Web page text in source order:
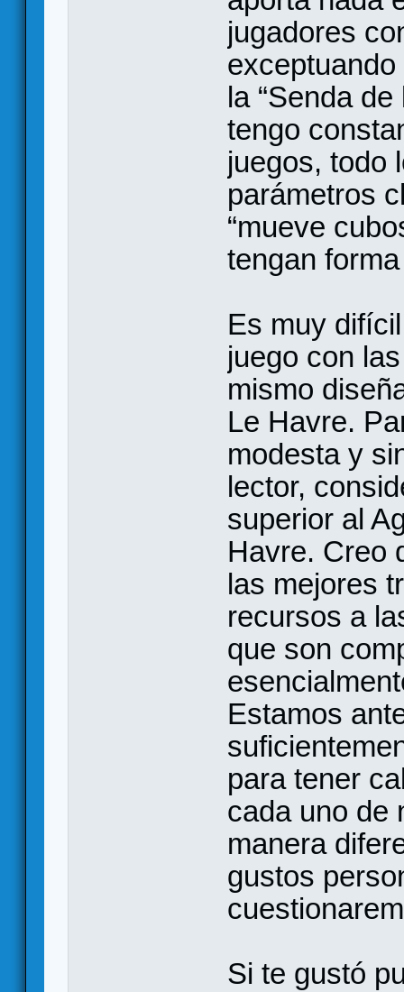
jugadores
la “Senda
tengo
juegos, todo
parámetros
“mueve
tengan
Es muy
juego con
mismo
Le Havre.
modesta y
lector,
superior al
Havre. Creo
las mejores
recursos a
que son
Estamos
para tener
cada uno de
manera
gustos
Si te gustó